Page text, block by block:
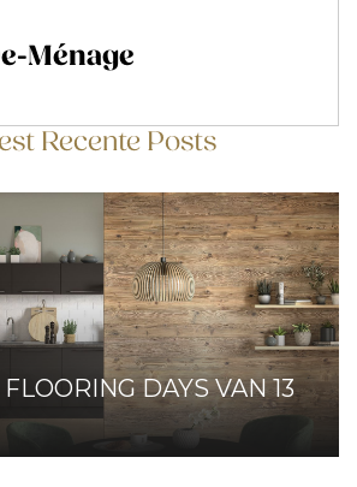
Ménage
Recente Posts
DAYS VAN 13